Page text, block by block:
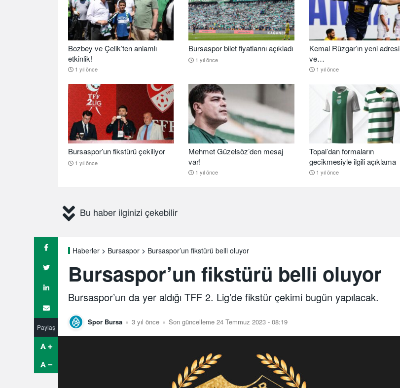
Bozbey ve Çelik’ten anlamlı
etkinlik!
1 yıl önce
Bursaspor bilet fiyatlarını açıkladı
1 yıl önce
Kemal Rüzgar’ın yeni adresi
ve…
1 yıl önce
Bursaspor’un fikstürü çekiliyor
1 yıl önce
Mehmet Güzelsöz’den mesaj
var!
1 yıl önce
Topal’dan formaların
gecikmesiyle ilgili açıklama
1 yıl önce
Bu haber ilginizi çekebilir
Paylaş
Haberler Bursaspor Bursaspor’un fikstürü belli oluyor
Bursaspor’un fikstürü belli oluyor
Bursaspor’un da yer aldığı TFF 2. Lig’de fikstür çekimi bugün yapılacak.
Spor Bursa 3 yıl önce Son güncelleme 24 Temmuz 2023 - 08:19